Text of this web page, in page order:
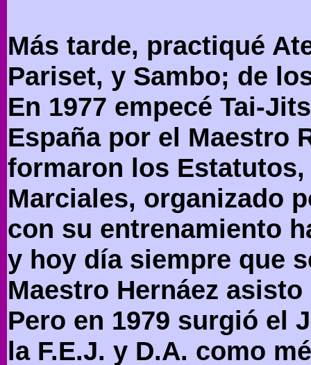
Más tarde, practiqué
Pariset, y Sambo; de
En 1977 empecé Tai-
España por el Maestro
formaron los Estatutos,
Marciales, organizado
con su entrenamiento
y hoy día siempre que
Maestro Hernáez
Pero en 1979 surgió el
la F.E.J. y D.A. como